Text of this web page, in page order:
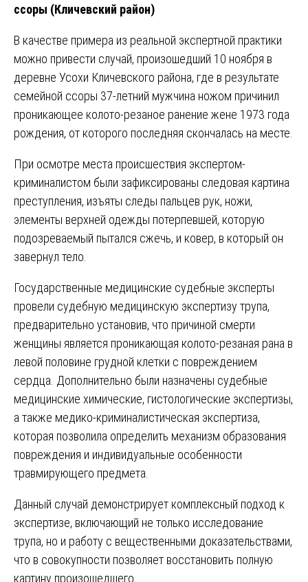
ссоры (Кличевский район)
В качестве примера из реальной экспертной практики
можно привести случай, произошедший 10 ноября в
деревне Усохи Кличевского района, где в результате
семейной ссоры 37-летний мужчина ножом причинил
проникающее колото-резаное ранение жене 1973 года
рождения, от которого последняя скончалась на месте.
При осмотре места происшествия экспертом-
криминалистом были зафиксированы следовая картина
преступления, изъяты следы пальцев рук, ножи,
элементы верхней одежды потерпевшей, которую
подозреваемый пытался сжечь, и ковер, в который он
завернул тело.
Государственные медицинские судебные эксперты
провели судебную медицинскую экспертизу трупа,
предварительно установив, что причиной смерти
женщины является проникающая колото-резаная рана в
левой половине грудной клетки с повреждением
сердца. Дополнительно были назначены судебные
медицинские химические, гистологические экспертизы,
а также медико-криминалистическая экспертиза,
которая позволила определить механизм образования
повреждения и индивидуальные особенности
травмирующего предмета.
Данный случай демонстрирует комплексный подход к
экспертизе, включающий не только исследование
трупа, но и работу с вещественными доказательствами,
что в совокупности позволяет восстановить полную
картину произошедшего.